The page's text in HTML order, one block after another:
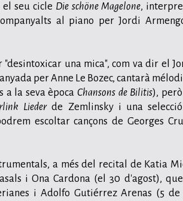
seu cicle Die schöne Magelone,
al piano per Jordi
una mica", com va dir el
per Anne Le Bozec, cantarà
a la seva època Chansons de Bilitis),
Liederde Zemlinsky i una
escoltar cançons de Georges
a més del recital de Katia
i Ona Cardona (el 30 d'agost),
i Adolfo Gutiérrez Arenas (5